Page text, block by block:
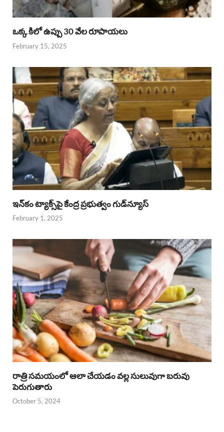
ఒక్క కిలో ఉప్పు 30 వేల రూపాయలు
February 15, 2025
ఇన్‌కం ట్యాక్స్‌పై కేంద్ర ప్రభుత్వం గుడ్‌న్యూస్‌
February 1, 2025
రాత్రి సమయంలో ఆలా చేయడం వల్ల సులువుగా బరువు
పెరుగుతారు
October 5, 2024